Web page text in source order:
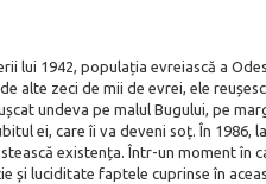
lui 1942, populația evreiască a
alte zeci de mii de evrei, ele
undeva pe malul Bugului, pe
ei, care îi va deveni soț. În
existența. Într-un moment
și luciditate faptele cuprinse în